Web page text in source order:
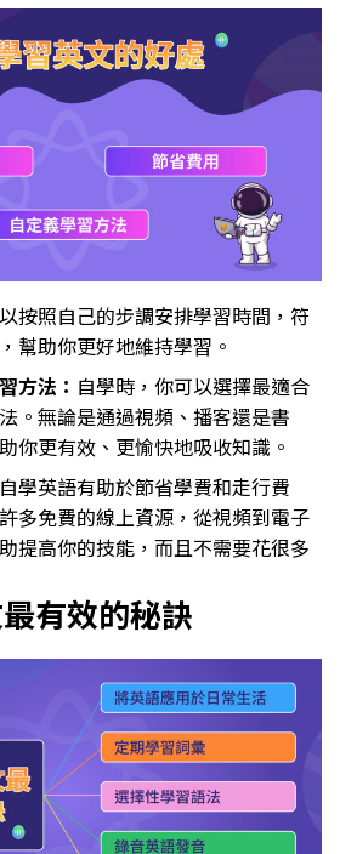
按照自己的步調安排學習時間，符
幫助你更好地維持學習。
方法： 自學時，你可以選擇最適合
。無論是通過視頻、播客還是書
你更有效、更愉快地吸收知識。
學英語有助於節省學費和走行費
多免費的線上資源，從視頻到電子
提高你的技能，而且不需要花很多
有效的秘訣